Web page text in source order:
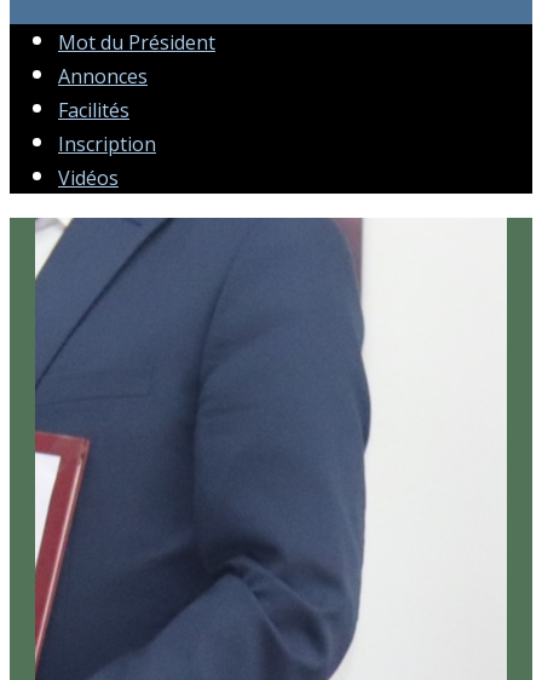
Mot du Président
Annonces
Facilités
Inscription
Vidéos